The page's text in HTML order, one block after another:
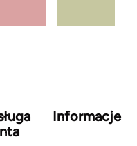
Informacje